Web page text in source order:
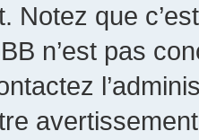
Notez que
n’est pas